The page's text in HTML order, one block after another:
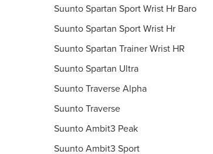
Suunto Spartan Sport Wrist Hr Baro
Suunto Spartan Sport Wrist Hr
Suunto Spartan Trainer Wrist HR
Suunto Spartan Ultra
Suunto Traverse Alpha
Suunto Traverse
Suunto Ambit3 Peak
Suunto Ambit3 Sport